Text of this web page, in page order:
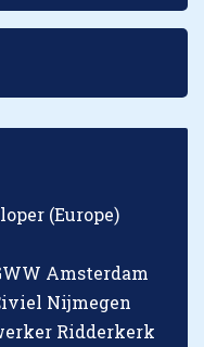
(Europe)
Amsterdam
Nijmegen
Ridderkerk